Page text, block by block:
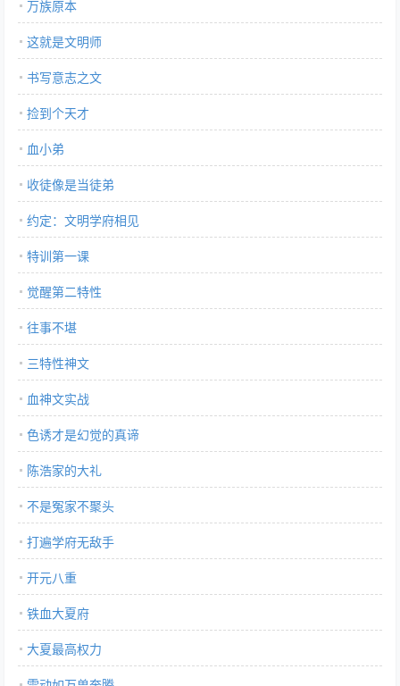
万族原本
这就是文明师
书写意志之文
捡到个天才
血小弟
收徒像是当徒弟
约定：文明学府相见
特训第一课
觉醒第二特性
往事不堪
三特性神文
血神文实战
色诱才是幻觉的真谛
陈浩家的大礼
不是冤家不聚头
打遍学府无敌手
开元八重
铁血大夏府
大夏最高权力